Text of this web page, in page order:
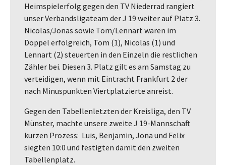
Heimspielerfolg gegen den TV Niederrad rangiert
unser Verbandsligateam der J 19 weiter auf Platz 3.
Nicolas/Jonas sowie Tom/Lennart waren im
Doppel erfolgreich, Tom (1), Nicolas (1) und
Lennart (2) steuerten in den Einzeln die restlichen
Zähler bei. Diesen 3. Platz gilt es am Samstag zu
verteidigen, wenn mit Eintracht Frankfurt 2 der
nach Minuspunkten Viertplatzierte anreist.
Gegen den Tabellenletzten der Kreisliga, den TV
Münster, machte unsere zweite J 19-Mannschaft
kurzen Prozess: Luis, Benjamin, Jona und Felix
siegten 10:0 und festigten damit den zweiten
Tabellenplatz.